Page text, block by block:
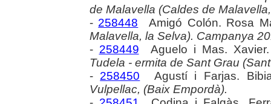
de Malavella (Caldes de
- 258448 Amigó Colón. Rosa
Malavella, la Selva). Campanya
- 258449 Aguelo i Mas.
Tudela - ermita de Sant Grau
- 258450 Agustí i Farjas.
Vulpellac, (Baix Empordà).